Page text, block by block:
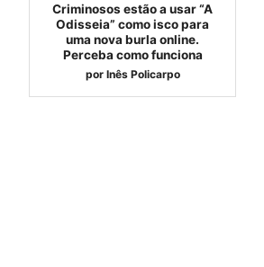
Criminosos estão a usar “A
Odisseia” como isco para
uma nova burla online.
Perceba como funciona
por Inês Policarpo